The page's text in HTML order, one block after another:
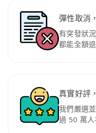
彈性取消
有突發狀
都能全額
真實好評
我們嚴選
過 50 萬人